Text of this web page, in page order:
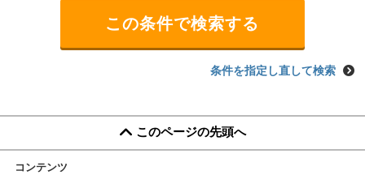
条件を指定し直して検索
このページの先頭へ
コンテンツ